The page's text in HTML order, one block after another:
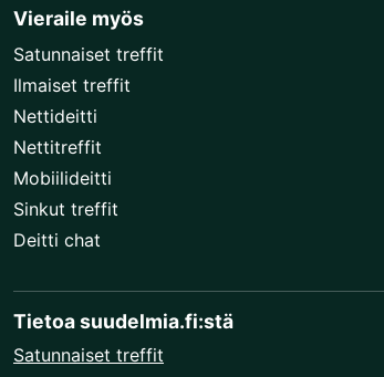
Vieraile myös
Satunnaiset treffit
Ilmaiset treffit
Nettideitti
Nettitreffit
Mobiilideitti
Sinkut treffit
Deitti chat
Tietoa suudelmia.fi:stä
Satunnaiset treffit